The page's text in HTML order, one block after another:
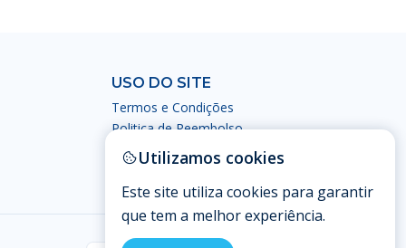
USO DO SITE
Termos e Condições
Politica de Reembolso
Política de Privacidade
Utilizamos cookies
Este site utiliza cookies para garantir
que tem a melhor experiência.